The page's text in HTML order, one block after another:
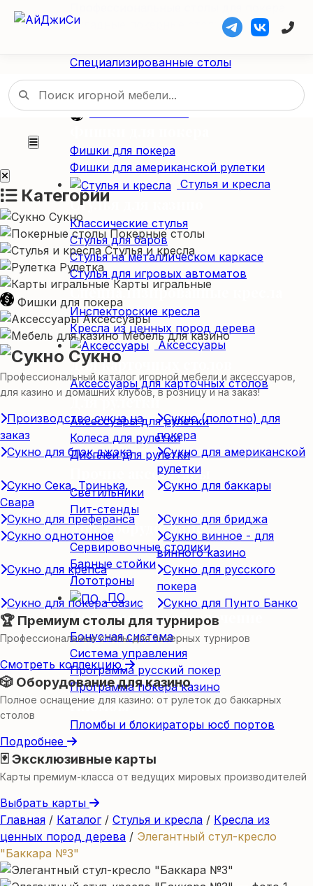
Складные покерные столы
Специализированные столы
Специализированные столы
Столы для американской рулетки
Столы из массива дерева
Фишки / Жетоны
Фишки для покера
Фишки для американской рулетки
Стулья и кресла
Стулья для казино
Классические стулья
Стулья для баров
Стулья на металлическом каркасе
Стулья для игровых автоматов
Специализированные кресла
Инспекторские кресла
Кресла из ценных пород дерева
Аксессуары
Для карточных столов
Аксессуары для карточных столов
Для рулетки
Аксессуары для рулетки
Колеса для рулетки
Дисплеи для рулетки
Прочие аксессуары
Светильники
Пит-стенды
Доп. оборудование
Сервировочные столики
Барные стойки
Лототроны
ПО
Программное обеспечение
Бонусная система
Система управления
Программа русский покер
Программа покера казино
Пломбы
Пломбы и блокираторы юсб портов
Категории
Сукно
Покерные столы
Стулья и кресла
Рулетка
Карты игральные
Фишки для покера
Аксессуары
Мебель для казино
Сукно
Профессиональный каталог игорной мебели и аксессуаров,
для казино и домашних клубов, в розницу и на заказ!
Производство сукна на
заказ
Сукно (полотно) для
покера
Сукно для блэк джэка
Сукно для американской
рулетки
Сукно Сека, Тринька,
Свара
Сукно для баккары
Сукно для преферанса
Сукно для бриджа
Сукно однотонное
Сукно винное - для
винного казино
Сукно для крепса
Сукно для русского
покера
Сукно для покера оазис
Сукно для Пунто Банко
🏆 Премиум столы для турниров
Профессиональные столы для покерных турниров
Смотреть коллекцию
🎲 Оборудование для казино
Полное оснащение для казино: от рулеток до баккарных
столов
Подробнее
🃏 Эксклюзивные карты
Карты премиум-класса от ведущих мировых производителей
Выбрать карты
Главная / Каталог / Стулья и кресла / Кресла из
ценных пород дерева / Элегантный стул-кресло
"Баккара №3"